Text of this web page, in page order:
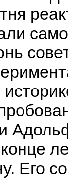
Его